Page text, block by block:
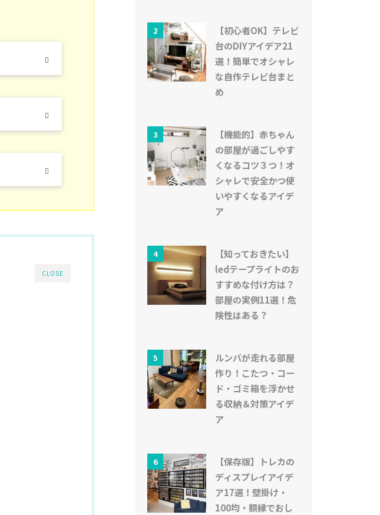
CLOSE
2
【初心者OK】テレビ
台のDIYアイデア21
選！簡単でオシャレ
な自作テレビ台まと
め
3
【機能的】赤ちゃん
の部屋が過ごしやす
くなるコツ３つ！オ
シャレで安全かつ使
いやすくなるアイデ
ア
4
【知っておきたい】
ledテープライトのお
すすめな付け方は？
部屋の実例11選！危
険性はある？
5
ルンバが走れる部屋
作り！こたつ・コー
ド・ゴミ箱を浮かせ
る収納＆対策アイデ
ア
6
【保存版】トレカの
ディスプレイアイデ
ア17選！壁掛け・
100均・額縁でおし